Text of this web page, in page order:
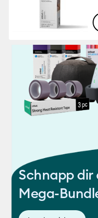
Schnapp dir
Mega-